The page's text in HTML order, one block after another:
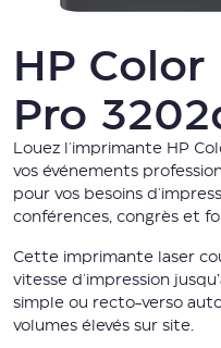
HP
Pro
Louez l'imprimante HP
vos événements
pour vos besoins
conférences, congrès et
Cette imprimante laser
vitesse d'impression
simple ou recto-verso
volumes élevés sur site.